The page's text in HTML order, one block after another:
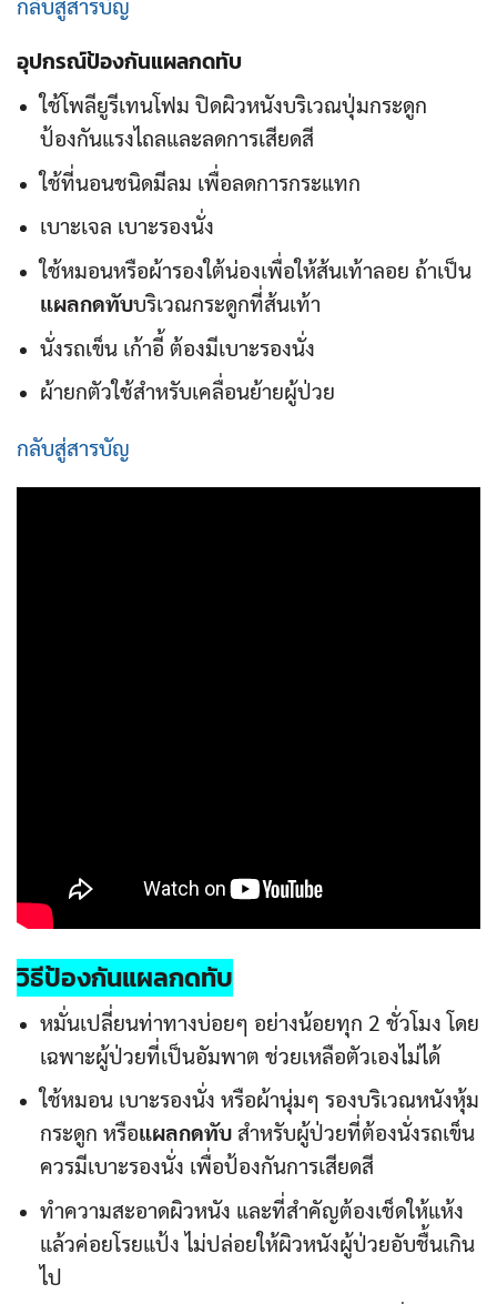
อุปกรณ์ป้องกันแผลกดทับ
ใช้โพลียูรีเทนโฟม ปิดผิวหนังบริเวณปุ่มกระดูก
ป้องกันแรงไถลและลดการเสียดสี
ใช้ที่นอนชนิดมีลม เพื่อลดการกระแทก
เบาะเจล เบาะรองนั่ง
ใช้หมอนหรือผ้ารองใต้น่องเพื่อให้ส้นเท้าลอย ถ้าเป็น
แผลกดทับบริเวณกระดูกที่ส้นเท้า
นั่งรถเข็น เก้าอี้ ต้องมีเบาะรองนั่ง
ผ้ายกตัวใช้สำหรับเคลื่อนย้ายผู้ป่วย
กลับสู่สารบัญ
วิธีป้องกันแผลกดทับ
หมั่นเปลี่ยนท่าทางบ่อยๆ อย่างน้อยทุก 2 ชั่วโมง โดย
เฉพาะผู้ป่วยที่เป็นอัมพาต ช่วยเหลือตัวเองไม่ได้
ใช้หมอน เบาะรองนั่ง หรือผ้านุ่มๆ รองบริเวณหนังหุ้ม
กระดูก หรือแผลกดทับสำหรับผู้ป่วยที่ต้องนั่งรถเข็น
ควรมีเบาะรองนั่ง เพื่อป้องกันการเสียดสี
ทำความสะอาดผิวหนัง และที่สำคัญต้องเช็ดให้แห้ง
แล้วค่อยโรยแป้ง ไม่ปล่อยให้ผิวหนังผู้ป่วยอับชื้นเกิน
ไป